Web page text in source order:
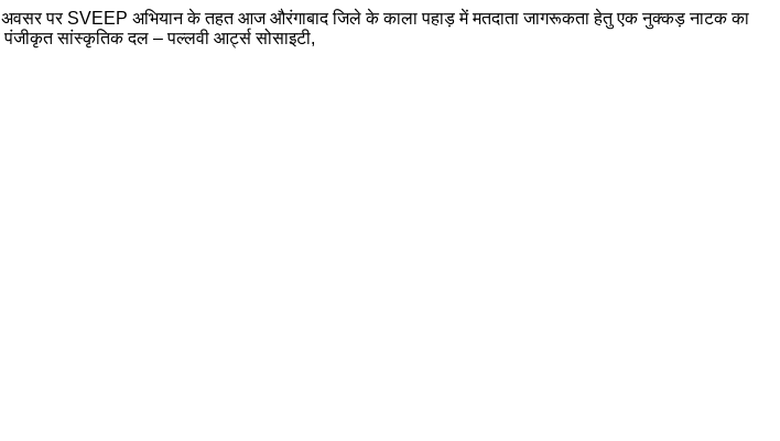
के अवसर पर SVEEP अभियान के तहत आज औरंगाबाद जिले के काला पहाड़ में मतदाता जागरूकता हेतु एक नुक्कड़ नाटक का
पंजीकृत सांस्कृतिक दल – पल्लवी आर्ट्स सोसाइटी,